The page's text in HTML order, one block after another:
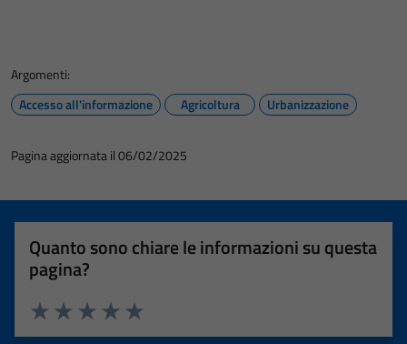
Argomenti:
Accesso all'informazione
Agricoltura Urbanizzazione
Pagina aggiornata il 06/02/2025
Quanto sono chiare le informazioni su questa
pagina?
Valuta 5 stelle su 5
Valuta 4 stelle su 5
Valuta 3 stelle su 5
Valuta 2 stelle su 5
Valuta 1 stelle su 5